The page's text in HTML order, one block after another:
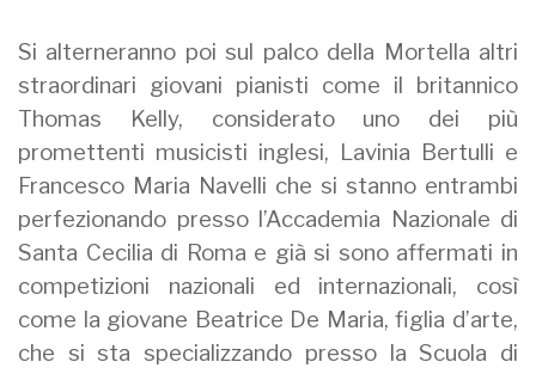
Si alterneranno poi sul palco della Mortella altri
straordinari giovani pianisti come il britannico
Thomas Kelly, considerato uno dei più
promettenti musicisti inglesi, Lavinia Bertulli e
Francesco Maria Navelli che si stanno entrambi
perfezionando presso l’Accademia Nazionale di
Santa Cecilia di Roma e già si sono affermati in
competizioni nazionali ed internazionali, così
come la giovane Beatrice De Maria, figlia d’arte,
che si sta specializzando presso la Scuola di